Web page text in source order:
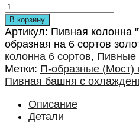
В корзину
Артикул: Пивная колонна
образная на 6 сортов
колонна 6 сортов, Пивные
Метки: П-образные (Мост)
Пивная башня с
Описание
Детали